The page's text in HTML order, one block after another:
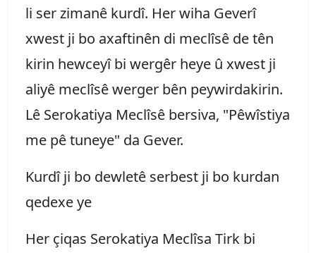
li ser zimanê kurdî. Her wiha Geverî
xwest ji bo axaftinên di meclîsê de tên
kirin hewceyî bi wergêr heye û xwest ji
aliyê meclîsê werger bên peywirdakirin.
Lê Serokatiya Meclîsê bersiva, "Pêwîstiya
me pê tuneye" da Gever.
Kurdî ji bo dewletê serbest ji bo kurdan
qedexe ye
Her çiqas Serokatiya Meclîsa Tirk bi